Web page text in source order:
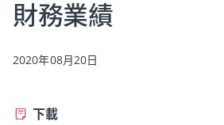
財務業績
2020年08月20日
下載